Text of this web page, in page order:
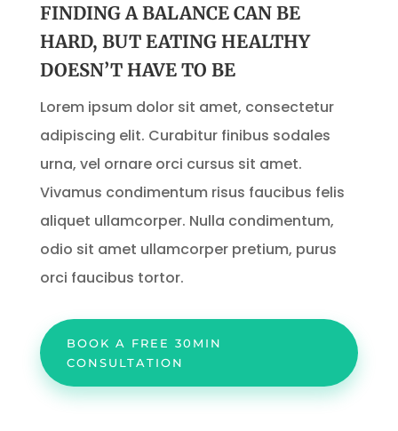
FINDING A BALANCE CAN BE
HARD, BUT EATING HEALTHY
DOESN’T HAVE TO BE
Lorem ipsum dolor sit amet, consectetur
adipiscing elit. Curabitur finibus sodales
urna, vel ornare orci cursus sit amet.
Vivamus condimentum risus faucibus felis
aliquet ullamcorper. Nulla condimentum,
odio sit amet ullamcorper pretium, purus
orci faucibus tortor.
BOOK A FREE 30MIN
CONSULTATION